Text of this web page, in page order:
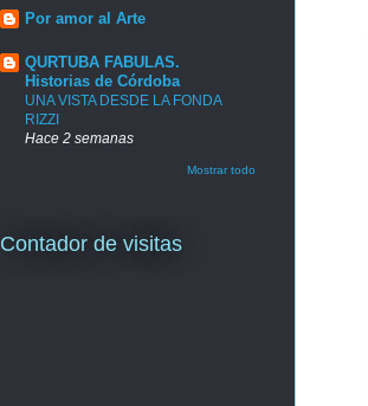
Por amor al Arte
QURTUBA FABULAS.
Historias de Córdoba
UNA VISTA DESDE LA FONDA
RIZZI
Hace 2 semanas
Mostrar todo
Contador de visitas